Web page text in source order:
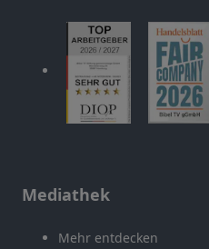
Mediathek
Mehr entdecken